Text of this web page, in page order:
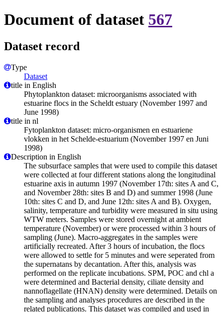
Document of dataset 567
Dataset record
Type
Dataset
title in English
Phytoplankton dataset: microorganisms associated with
estuarine flocs in the Scheldt estuary (November 1997 and
June 1998)
title in nl
Fytoplankton dataset: micro-organismen en estuariene
vlokken in het Schelde-estuarium (November 1997 en Juni
1998)
Description in English
The subsurface samples that were used to compile this dataset
were collected at four different stations along the longitudinal
estuarine axis in autumn 1997 (November 17th: sites A and C,
and November 28th: sites B and D) and summer 1998 (June
10th: sites C and D, and June 12th: sites A and B). Oxygen,
salinity, temperature and turbidity were measured in situ using
WTW meters. Samples were stored overnight at ambient
temperature (November) or were processed within 3 hours of
sampling (June). Macro-aggregates in the samples were
artificially recreated. After 3 hours of incubation, the flocs
were allowed to settle for 5 minutes and were seperated from
the supernatans by decantation. After this, analysis was
performed on the replicate incubations. SPM, POC and chl a
were determined and Bacterial density, ciliate density and
nannoflagellate (HNAN) density were determined. Details on
the sampling and analyses procedures are described in the
related publications. This dataset was compiled and used in